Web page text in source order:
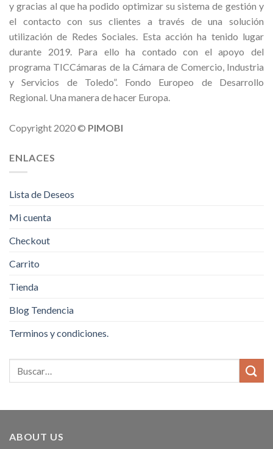
y gracias al que ha podido optimizar su sistema de gestión y
el contacto con sus clientes a través de una solución
utilización de Redes Sociales. Esta acción ha tenido lugar
durante 2019. Para ello ha contado con el apoyo del
programa TICCámaras de la Cámara de Comercio, Industria
y Servicios de Toledo”. Fondo Europeo de Desarrollo
Regional. Una manera de hacer Europa.
Copyright 2020 © PIMOBI
ENLACES
Lista de Deseos
Mi cuenta
Checkout
Carrito
Tienda
Blog Tendencia
Terminos y condiciones.
ABOUT US